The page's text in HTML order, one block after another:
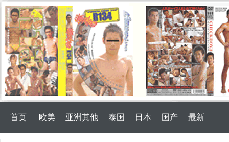
首页 欧美 亚洲其他 泰国 日本 国产 最新